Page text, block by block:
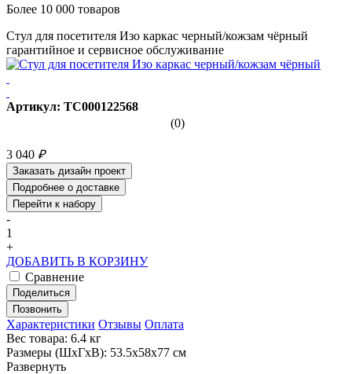
Более 10 000 товаров
Стул для посетителя Изо каркас черный/кожзам чёрный
гарантийное и сервисное обслуживание
Артикул: ТС000122568
(0)
3 040 ₽
Заказать дизайн проект
Подробнее о доставке
Перейти к набору
-
1
+
ДОБАВИТЬ В КОРЗИНУ
Сравнение
Поделиться
Позвонить
Характеристики Отзывы Оплата
Вес товара: 6.4 кг
Размеры (ШхГхВ): 53.5х58х77 см
Развернуть